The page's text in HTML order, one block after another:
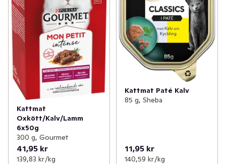
Kattmat
Oxkött/Kalv/Lamm
6x50g
300 g, Gourmet
41,95 kr
139,83 kr /kg
Kattmat Paté Kalv
85 g, Sheba
11,95 kr
140,59 kr /kg